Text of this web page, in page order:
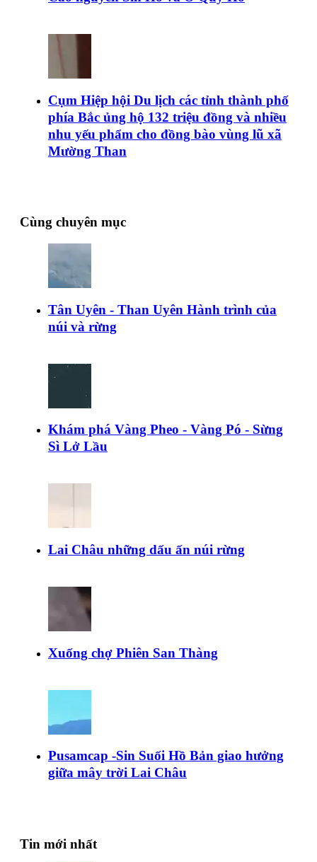
Cụm Hiệp hội Du lịch các tỉnh thành phố
phía Bắc ủng hộ 132 triệu đồng và nhiều
nhu yếu phẩm cho đồng bào vùng lũ xã
Mường Than
Cùng chuyên mục
Tân Uyên - Than Uyên Hành trình của
núi và rừng
Khám phá Vàng Pheo - Vàng Pó - Sừng
Sì Lở Lầu
Lai Châu những dấu ấn núi rừng
Xuống chợ Phiên San Thàng
Pusamcap -Sin Suối Hồ Bản giao hưởng
giữa mây trời Lai Châu
Tin mới nhất